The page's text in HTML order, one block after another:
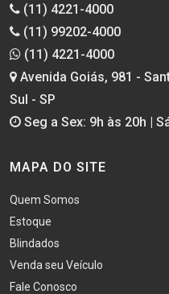
(11) 4221-4000
(11) 99202-4000
(11) 4221-4000
Avenida Goiás, 981 -
Sul - SP
Seg a Sex: 9h às 20h |
MAPA DO SITE
Quem Somos
Estoque
Blindados
Venda seu Veículo
Fale Conosco